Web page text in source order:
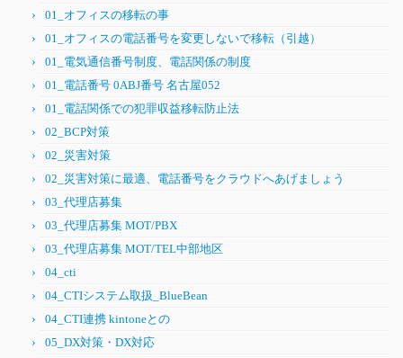
01_オフィスの移転の事
01_オフィスの電話番号を変更しないで移転（引越）
01_電気通信番号制度、電話関係の制度
01_電話番号 0ABJ番号 名古屋052
01_電話関係での犯罪収益移転防止法
02_BCP対策
02_災害対策
02_災害対策に最適、電話番号をクラウドへあげましょう
03_代理店募集
03_代理店募集 MOT/PBX
03_代理店募集 MOT/TEL中部地区
04_cti
04_CTIシステム取扱_BlueBean
04_CTI連携 kintoneとの
05_DX対策・DX対応